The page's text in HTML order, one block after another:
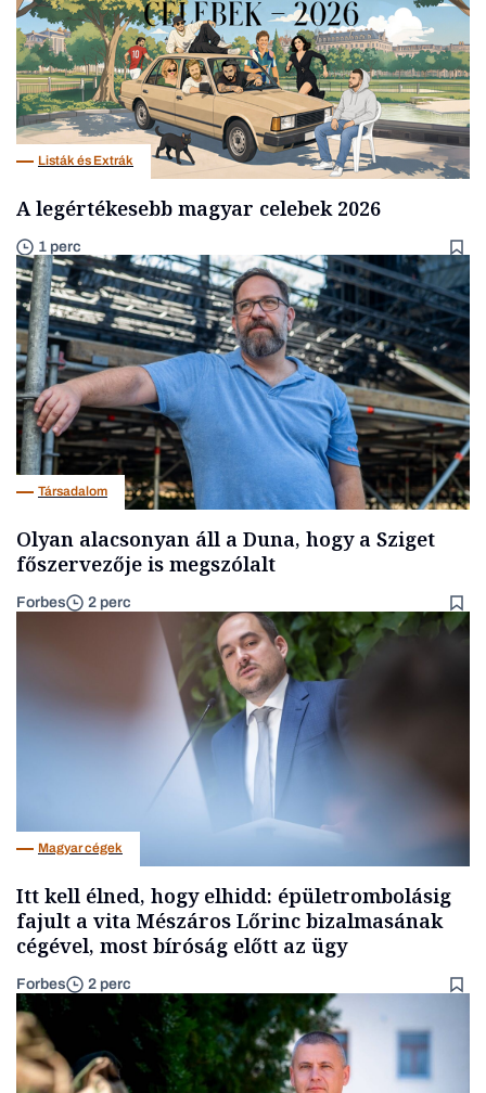
Listák és Extrák
A legértékesebb magyar celebek 2026
1 perc
Társadalom
Olyan alacsonyan áll a Duna, hogy a Sziget
főszervezője is megszólalt
Forbes 2 perc
Magyar cégek
Itt kell élned, hogy elhidd: épületrombolásig
fajult a vita Mészáros Lőrinc bizalmasának
cégével, most bíróság előtt az ügy
Forbes 2 perc